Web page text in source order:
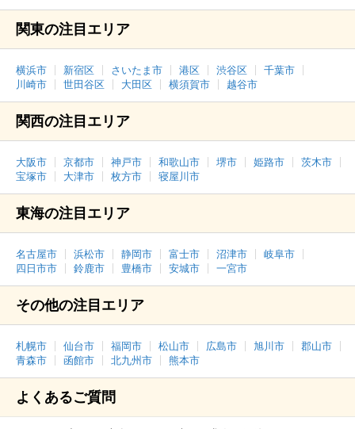
関東の注目エリア
横浜市 新宿区 さいたま市 港区 渋谷区
千葉市
川崎市
世田谷区 大田区 横須賀市 越谷市
関西の注目エリア
大阪市 京都市 神戸市 和歌山市 堺市 姫路市
茨木市
宝塚市
大津市 枚方市 寝屋川市
東海の注目エリア
名古屋市 浜松市 静岡市 富士市 沼津市
岐阜市
四日市市
鈴鹿市 豊橋市 安城市 一宮市
その他の注目エリア
札幌市 仙台市 福岡市 松山市 広島市 旭川市
郡山市
青森市
函館市 北九州市 熊本市
よくあるご質問